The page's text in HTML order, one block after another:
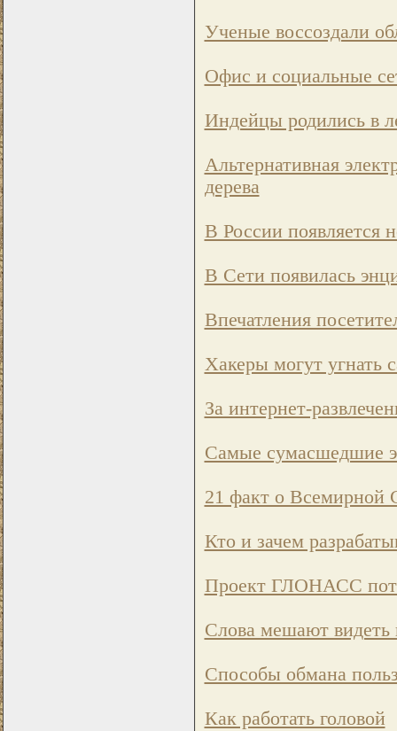
Ученые воссоздали
Офис и социальные
Индейцы родились в
Альтернативная
дерева
В России появляется
В Сети появилась
Впечатления
Хакеры могут угнать
За интернет-
Самые сумасшедшие
21 факт о Всемирной
Кто и зачем
Проект ГЛОНАСС
Слова мешают видеть
Способы обмана
Как работать головой